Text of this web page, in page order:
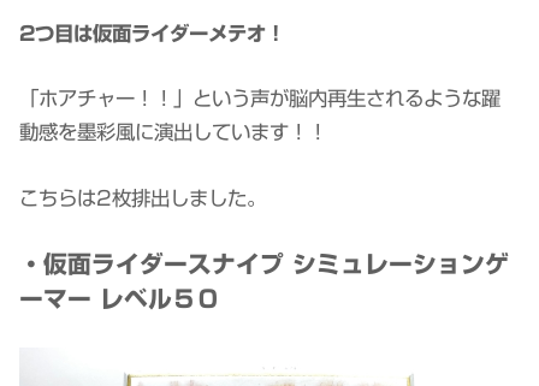
2つ目は仮面ライダーメテオ！
「ホアチャー！！」という声が脳内再生されるような躍
動感を墨彩風に演出しています！！
こちらは2枚排出しました。
・仮面ライダースナイプ シミュレーションゲ
ーマー レベル５０